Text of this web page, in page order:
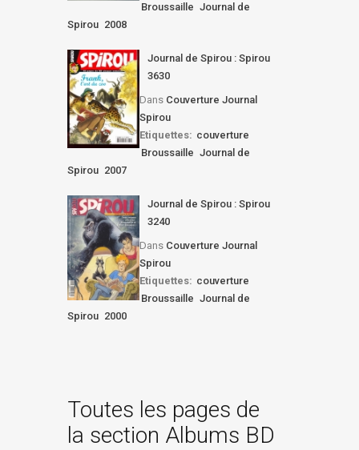
Broussaille Journal de
Spirou 2008
Journal de Spirou : Spirou
3630
Dans Couverture Journal
Spirou
Etiquettes: couverture
Broussaille Journal de
Spirou 2007
Journal de Spirou : Spirou
3240
Dans Couverture Journal
Spirou
Etiquettes: couverture
Broussaille Journal de
Spirou 2000
Toutes les pages de
la section Albums BD